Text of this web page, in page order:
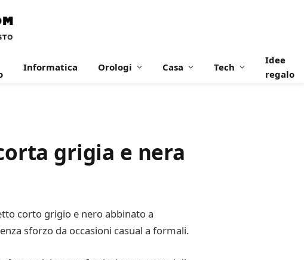
Informatica Orologi Casa Tech
Idee
regalo
grigia e nera
corto grigio e nero abbinato a
sforzo da occasioni casual a formali.